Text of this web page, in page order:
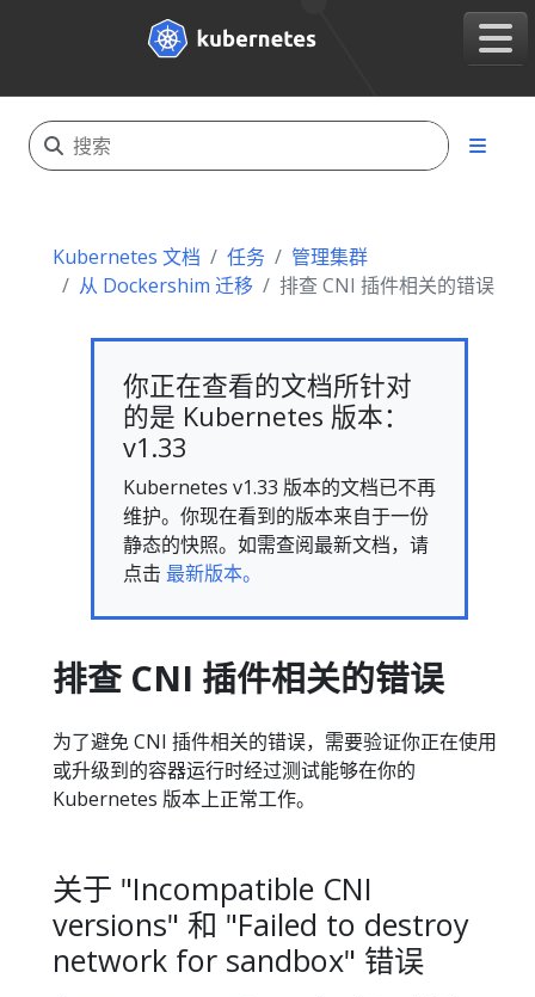
Kubernetes 文档 任务
管理集群
从 Dockershim 迁移
排查 CNI 插件相关的错误
你正在查看的文档所针对
的是 Kubernetes 版本：
v1.33
Kubernetes v1.33 版本的文档已不再
维护。你现在看到的版本来自于一份
静态的快照。如需查阅最新文档，请
点击 最新版本。
排查 CNI 插件相关的错误
为了避免 CNI 插件相关的错误，需要验证你正在使用
或升级到的容器运行时经过测试能够在你的
Kubernetes 版本上正常工作。
关于 "Incompatible CNI
versions" 和 "Failed to destroy
network for sandbox" 错误